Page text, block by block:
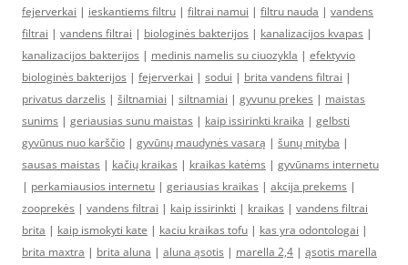
fejerverkai | ieskantiems filtru | filtrai namui | filtru nauda | vandens
filtrai | vandens filtrai | biologinės bakterijos | kanalizacijos kvapas |
kanalizacijos bakterijos | medinis namelis su ciuozykla | efektyvio
biologinės bakterijos | fejerverkai | sodui | brita vandens filtrai |
privatus darzelis | šiltnamiai | siltnamiai | gyvunu prekes | maistas
sunims | geriausias sunu maistas | kaip issirinkti kraika | gelbsti
gyvūnus nuo karščio | gyvūnų maudynės vasarą | šunų mityba |
sausas maistas | kačių kraikas | kraikas katėms | gyvūnams internetu
| perkamiausios internetu | geriausias kraikas | akcija prekems |
zooprekės | vandens filtrai | kaip issirinkti | kraikas | vandens filtrai
brita | kaip ismokyti kate | kaciu kraikas tofu | kas yra odontologai |
brita maxtra | brita aluna | aluna ąsotis | marella 2,4 | ąsotis marella